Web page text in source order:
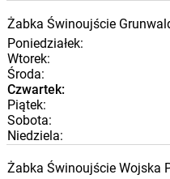
Żabka Świnoujście
Poniedziałek:
Wtorek:
Środa:
Czwartek:
Piątek:
Sobota:
Niedziela:
Żabka Świnoujście Wojska